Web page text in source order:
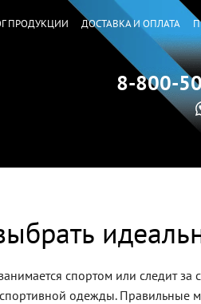
ПРОДУКЦИИ ДОСТАВКА И ОПЛАТА
8-800-
спортом или следит
одежды. Правильные